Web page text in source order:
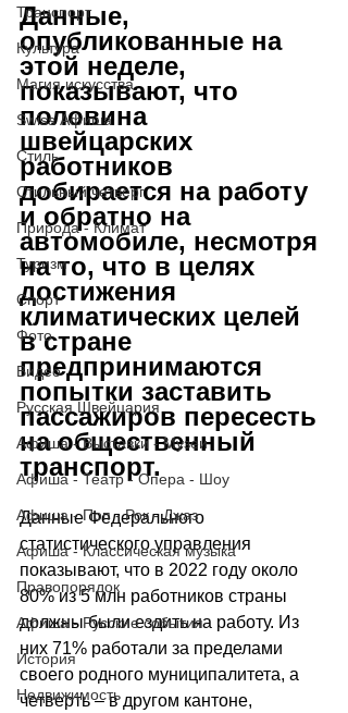
Транспорт
Культура
Магия искусства
Swiss Афиша
Стиль
Стильный четверг
Природа - Климат
Туризм
Спорт
Фото
Видео
Русская Швейцария
Афиша - Выставки - Музеи
Афиша - Театр - Опера - Шоу
Афиша - Поп - Рок - Джаз
Афиша - Классическая музыка
Правопорядок
Афиша - Русские события
История
Недвижимость
Данные,
опубликованные на
этой неделе,
показывают, что
половина
швейцарских
работников
добирается на работу
и обратно на
автомобиле, несмотря
на то, что в целях
достижения
климатических целей
в стране
предпринимаются
попытки заставить
пассажиров пересесть
на общественный
транспорт.
Данные Федерального
статистического управления
показывают, что в 2022 году около
80% из 5 млн работников страны
должны были ездить на работу. Из
них 71% работали за пределами
своего родного муниципалитета, а
четверть – в другом кантоне,